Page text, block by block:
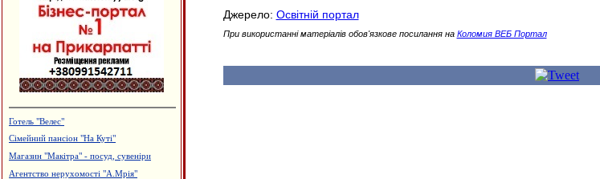
Готель "Велес"
Сімейний пансіон "На Куті"
Магазин "Макітра" - посуд, сувеніри
Агентство нерухомості "А.Мрія"
Джерело: Освітній портал
При використанні матеріалів обов'язкове посилання на Коломия ВЕБ Портал